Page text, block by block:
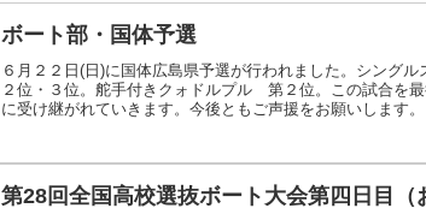
ボート部・国体予選
６月２２日(日)に国体広島県予選が行われました。シン
２位・３位。舵手付きクォドルプル 第２位。この試合を
に受け継がれていきます。今後ともご声援をお願いします。
第28回全国高校選抜ボート大会第四日目（